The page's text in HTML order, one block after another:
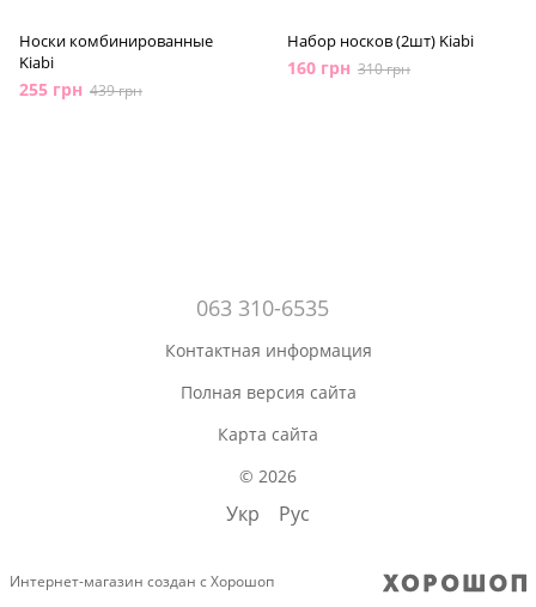
Носки комбинированные
Kiabi
255 грн 439 грн
Набор носков (2шт) Kiabi
160 грн 310 грн
063 310-6535
Контактная информация
Полная версия сайта
Карта сайта
© 2026
Укр Рус
Интернет-магазин создан с Хорошоп